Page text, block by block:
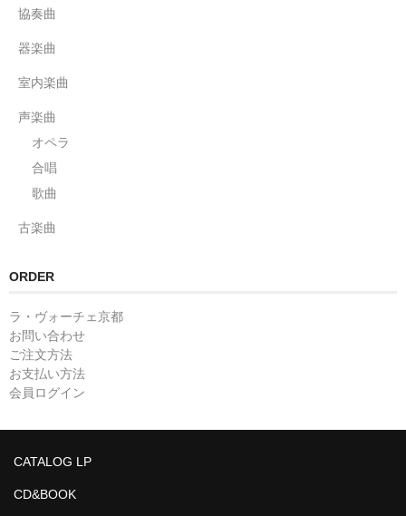
協奏曲
器楽曲
室内楽曲
声楽曲
オペラ
合唱
歌曲
古楽曲
ORDER
ラ・ヴォーチェ京都
お問い合わせ
ご注文方法
お支払い方法
会員ログイン
CATALOG LP
CD&BOOK